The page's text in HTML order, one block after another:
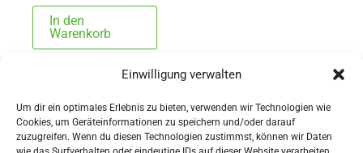
Einwilligung verwalten
Um dir ein optimales Erlebnis zu bieten, verwenden wir Technologien wie
Cookies, um Geräteinformationen zu speichern und/oder darauf
zuzugreifen. Wenn du diesen Technologien zustimmst, können wir Daten
In den
Warenkorb